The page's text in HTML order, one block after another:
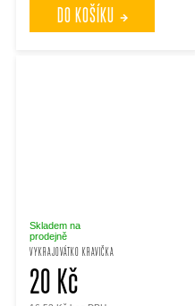
DO KOŠÍKU
VYKRAJOVÁTKO KRAVIČKA
Skladem na
prodejně
20 Kč